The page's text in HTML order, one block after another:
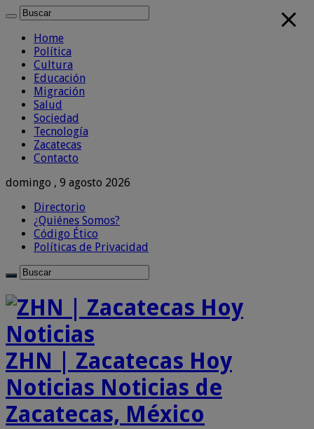
Home
Política
Cultura
Educación
Migración
Salud
Sociedad
Tecnología
Zacatecas
Contacto
domingo , 9 agosto 2026
Directorio
¿Quiénes Somos?
Código Ético
Políticas de Privacidad
ZHN | Zacatecas Hoy
Noticias Noticias de
Zacatecas, México